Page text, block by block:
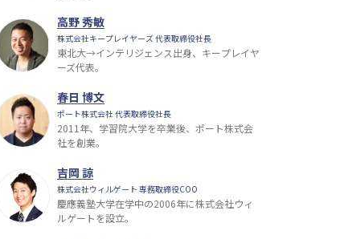
高野 秀敏
株式会社キープレイヤーズ 代表取締役社長
東北大→インテリジェンス出身、キープレイヤ
ーズ代表。
春日 博文
ポート株式会社 代表取締役社長
2011年、学習院大学を卒業後、ポート株式会
社を創業。
吉岡 諒
株式会社ウィルゲート 専務取締役COO
慶應義塾大学在学中の2006年に株式会社ウィ
ルゲートを設立。